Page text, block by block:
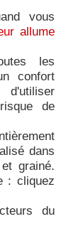
vous
allume
les
confort
de
dans
grainé.
: cliquez
du